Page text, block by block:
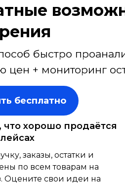
быстро
цен + мониторинг
бесплатно
что хорошо продаётся
заказы, остатки и
по всем товарам на
Оцените свои идеи на